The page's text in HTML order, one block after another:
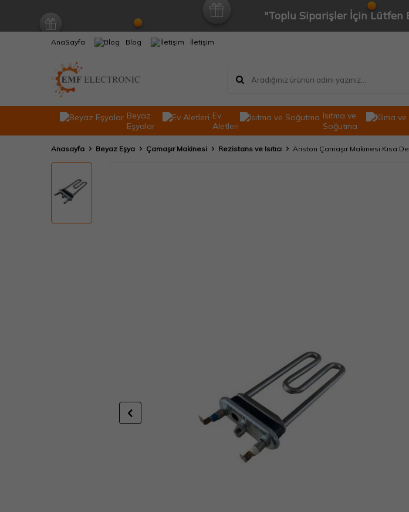
"Toplu Siparişler İçin Lütfen
AnaSayfa Blog İletişim
Beyaz
Eşyalar
Ev
Aletleri
Isıtma ve
Soğutma
Anasayfa Beyaz Eşya Çamaşır Makinesi Rezistans ve Isıtıcı Ariston Çamaşır Makinesi Kısa